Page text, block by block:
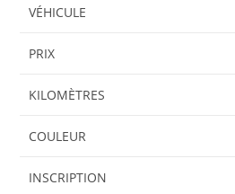
VÉHICULE
PRIX
KILOMÈTRES
COULEUR
INSCRIPTION